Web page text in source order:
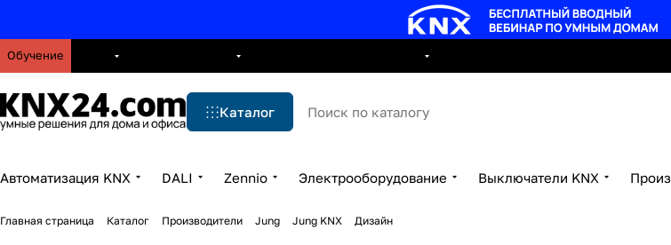
Обучение
Каталог
Автоматизация KNX DALI Zennio Электрооборудование Выключатели KNX
Главная страница Каталог Производители Jung Jung KNX Дизайн